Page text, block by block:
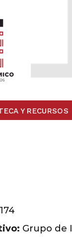
Y RECURSOS
Grupo de